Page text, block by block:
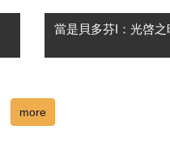
當是貝多芬I：光啓之
影，而是一場關於當
more